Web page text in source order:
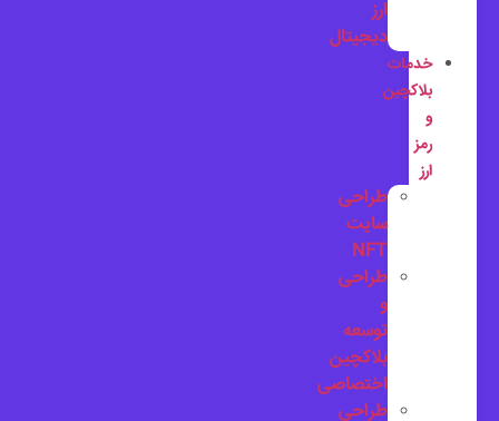
ارز
دیجیتال
خدمات
بلاکچین
رمز
ارز
طراحی
سایت
NFT
طراحی
توسعه
بلاکچین
اختصاصی
طراحی